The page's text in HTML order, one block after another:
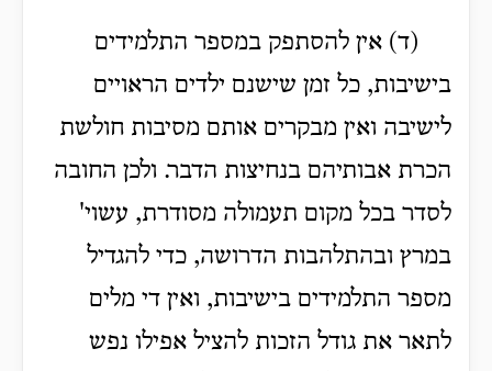
(ד) אין להסתפק במספר התלמידים
בישיבות, כל זמן שישנם ילדים הראויים
לישיבה ואין מבקרים אותם מסיבות חולשת
הכרת אבותיהם בנחיצות הדבר. ולכן החובה
לסדר בכל מקום תעמולה מסודרת, עשוי'
במרץ ובהתלהבות הדרושה, כדי להגדיל
מספר התלמידים בישיבות, ואין די מלים
לתאר את גודל הזכות להציל אפילו נפש